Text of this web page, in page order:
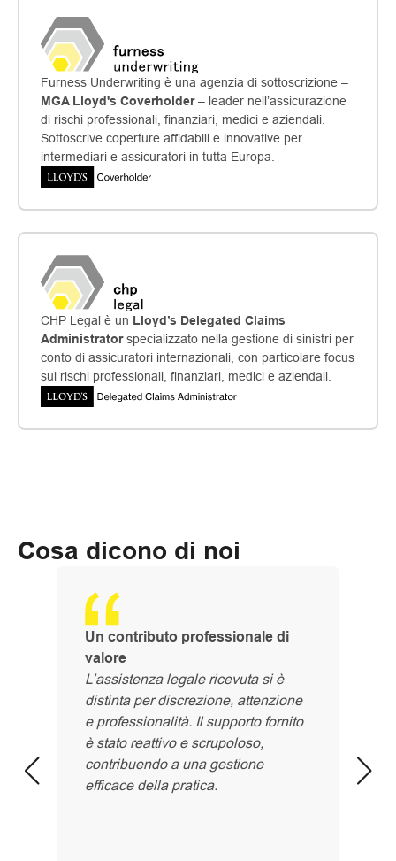
Furness Underwriting è una agenzia di sottoscrizione –
MGA Lloyd's Coverholder– leader nell’assicurazione
di rischi professionali, finanziari, medici e aziendali.
Sottoscrive coperture affidabili e innovative per
intermediari e assicuratori in tutta Europa.
CHP Legal è un Lloyd’s Delegated Claims
Administratorspecializzato nella gestione di sinistri per
conto di assicuratori internazionali, con particolare focus
sui rischi professionali, finanziari, medici e aziendali.
Cosa dicono di noi
Un contributo professionale di
valore
L’assistenza legale ricevuta si è
distinta per discrezione, attenzione
e professionalità. Il supporto fornito
è stato reattivo e scrupoloso,
contribuendo a una gestione
efficace della pratica.